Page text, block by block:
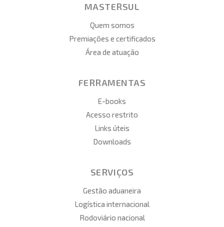
MASTERSUL
Quem somos
Premiações e certificados
Área de atuação
FERRAMENTAS
E-books
Acesso restrito
Links úteis
Downloads
SERVIÇOS
Gestão aduaneira
Logística internacional
Rodoviário nacional